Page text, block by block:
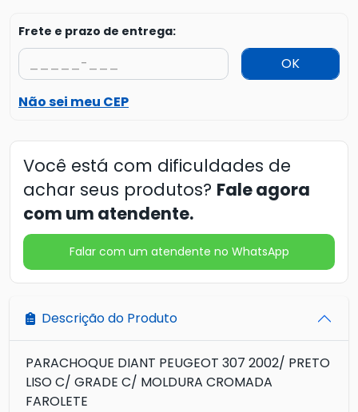
Frete e prazo de entrega:
OK
Não sei meu CEP
Você está com dificuldades de
achar seus produtos? Fale agora
com um atendente.
Falar com um atendente no WhatsApp
Descrição do Produto
PARACHOQUE DIANT PEUGEOT 307 2002/ PRETO
LISO C/ GRADE C/ MOLDURA CROMADA
FAROLETE